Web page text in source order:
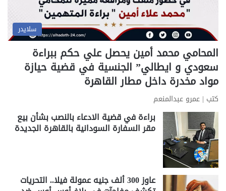
سلايدر
المحامي محمد أمين يحصل علي حكم ببراءة
سعودي و ايطالي” الجنسية في قضية حيازة
مواد مخدرة داخل مطار القاهرة
كتب | عمرو عبدالمنعم
براءة في قضية الادعاء بالنصب بشأن بيع
مقر السفارة السودانية بالقاهرة الجديدة
عاوز 300 ألف جنيه عمولة فيلا.. التحريات